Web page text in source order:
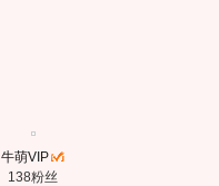
牛萌VIP
138粉丝